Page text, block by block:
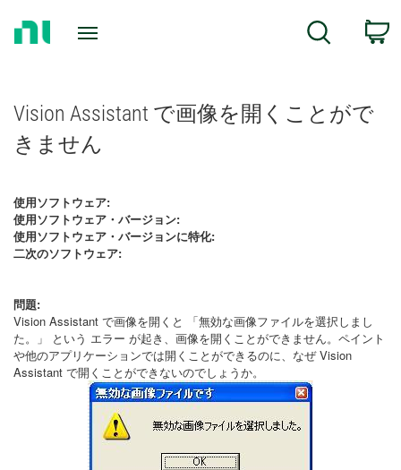
Search
Vision Assistant で画像を開くことがで
きません
使用ソフトウェア:
使用ソフトウェア・バージョン:
使用ソフトウェア・バージョンに特化:
二次のソフトウェア:
問題:
Vision Assistant で画像を開くと 「無効な画像ファイルを選択しまし
た。」 という エラー が起き、画像を開くことができません。ペイント
や他のアプリケーションでは開くことができるのに、なぜ Vision
Assistant で開くことができないのでしょうか。